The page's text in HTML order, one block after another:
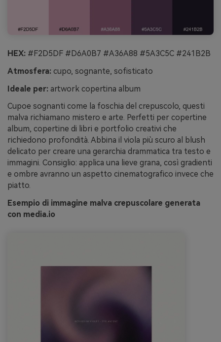
HEX: #F2D5DF #D6A0B7 #A36A88 #5A3C5C #241B2B
Atmosfera: cupo, sognante, sofisticato
Ideale per: artwork copertina album
Cupoe sognanti come la foschia del crepuscolo, questi
malva richiamano mistero e arte. Perfetti per copertine
album, copertine di libri e portfolio creativi che
richiedono profondità. Abbina il viola più scuro al blush
delicato per creare una gerarchia drammatica tra testo e
immagini. Consiglio: applica una lieve grana, così gradienti
e ombre avranno un aspetto cinematografico invece che
piatto.
Esempio di immagine malva crepuscolare generata
con media.io